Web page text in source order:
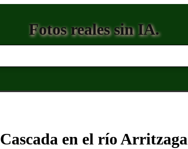
Fotos reales sin IA.
Cascada en el río Arritzaga